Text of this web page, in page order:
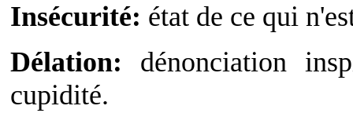
Insécurité: état de ce qui
Délation: dénonciation
cupidité.